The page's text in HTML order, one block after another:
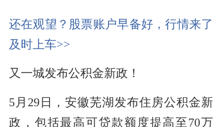
还在观望？股票账户早备好，行情来了
及时上车>>
又一城发布公积金新政！
5月29日，安徽芜湖发布住房公积金新
政，包括最高可贷款额度提高至70万